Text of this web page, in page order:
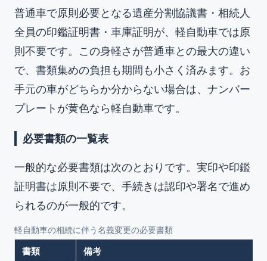
普通車で原則必要となる遺産分割協議書・相続人
全員の印鑑証明書・車庫証明が、軽自動車では原
則不要です。この身軽さが普通車との最大の違い
で、書類集めの負担も期間も小さく済みます。お
手元の車がどちらか分からない場合は、ナンバー
プレートが黄色なら軽自動車です。
必要書類の一覧表
一般的な必要書類は次のとおりです。実印や印鑑
証明書は原則不要で、手続きは認印や署名で進め
られるのが一般的です。
軽自動車の相続に伴う名義変更の必要書類
書類 備考